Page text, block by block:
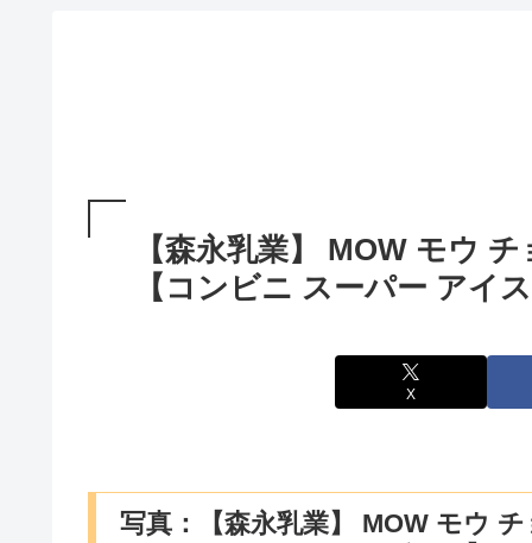
【森永乳業】 MOW モウ
【コンビニ スーパー アイ
X
写真：【森永乳業】 MOW モウ